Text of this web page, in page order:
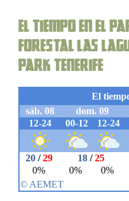
El Tiempo en el
forestal Las
Park Tenerife